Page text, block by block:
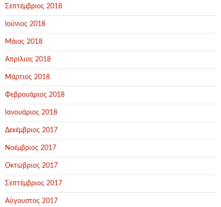
Σεπτέμβριος 2018
Ιούνιος 2018
Μάιος 2018
Απρίλιος 2018
Μάρτιος 2018
Φεβρουάριος 2018
Ιανουάριος 2018
Δεκέμβριος 2017
Νοέμβριος 2017
Οκτώβριος 2017
Σεπτέμβριος 2017
Αύγουστος 2017